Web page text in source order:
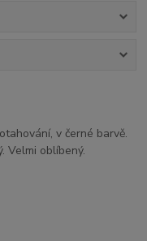
v černé barvě.
Velmi oblíbený.